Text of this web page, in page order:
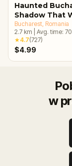
Haunted
Shadow That
Bucharest , Romania
2.7 km Avg. time: 70
★4.7(727)
$4.99
w